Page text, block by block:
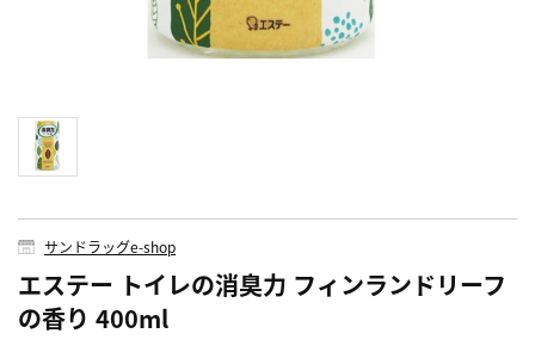
サンドラッグe-shop
エステー トイレの消臭力 フィンランドリーフ
の香り 400ml